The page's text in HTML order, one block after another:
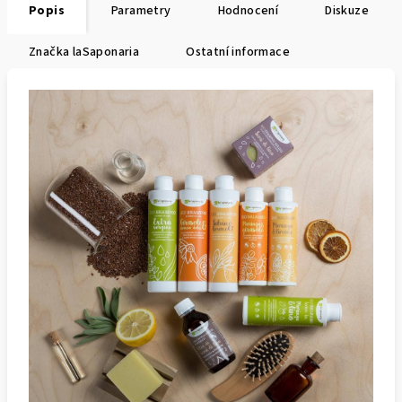
Popis Parametry Hodnocení Diskuze
Značka laSaponaria Ostatní informace